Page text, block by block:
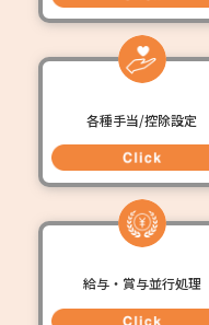
各種手当/控除設定
給与・賞与並行処理